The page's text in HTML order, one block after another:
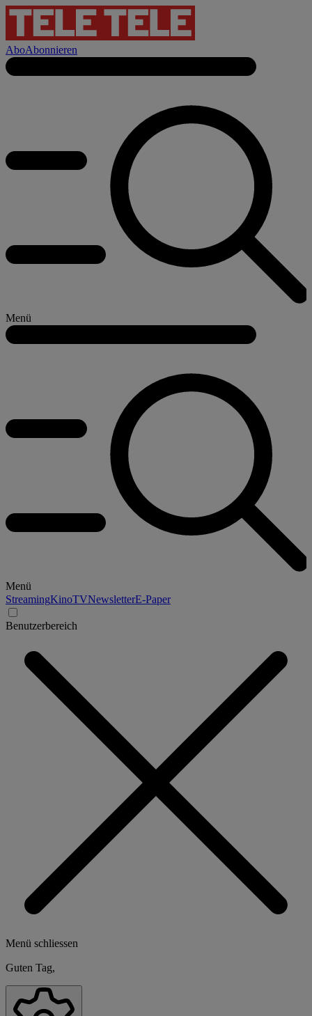
AboAbonnieren
Menü
Menü
StreamingKinoTVNewsletterE-Paper
Benutzerbereich
Menü schliessen
Guten Tag,